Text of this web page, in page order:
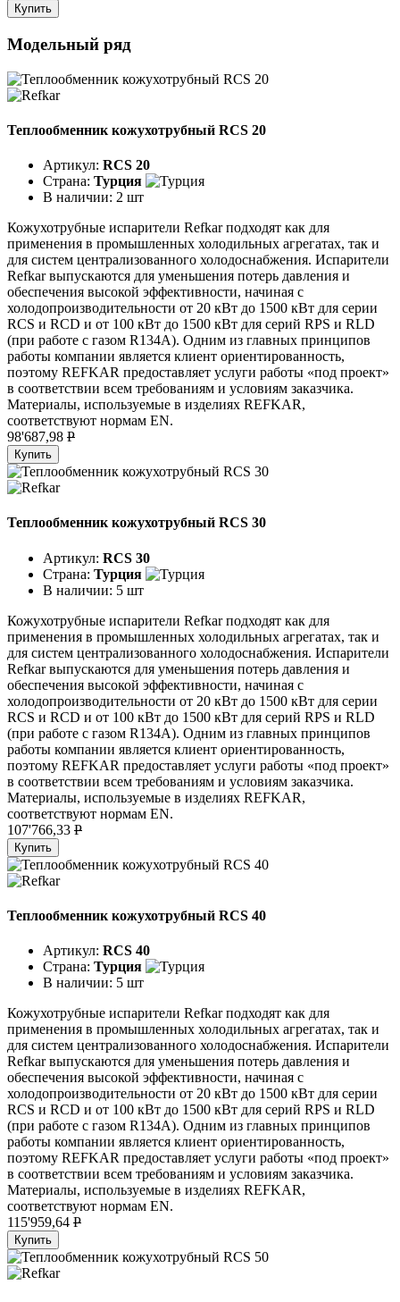
Купить
Модельный ряд
Теплообменник кожухотрубный RCS 20
Артикул: RCS 20
Страна: Турция
В наличии: 2 шт
Кожухотрубные испарители Refkar подходят как для
применения в промышленных холодильных агрегатах, так и
для систем централизованного холодоснабжения. Испарители
Refkar выпускаются для уменьшения потерь давления и
обеспечения высокой эффективности, начиная с
холодопроизводительности от 20 кВт до 1500 кВт для серии
RCS и RCD и от 100 кВт до 1500 кВт для серий RPS и RLD
(при работе с газом R134A). Одним из главных принципов
работы компании является клиент ориентированность,
поэтому REFKAR предоставляет услуги работы «под проект»
в соответствии всем требованиям и условиям заказчика.
Материалы, используемые в изделиях REFKAR,
соответствуют нормам EN.
98'687,98 P
Купить
Теплообменник кожухотрубный RCS 30
Артикул: RCS 30
Страна: Турция
В наличии: 5 шт
Кожухотрубные испарители Refkar подходят как для
применения в промышленных холодильных агрегатах, так и
для систем централизованного холодоснабжения. Испарители
Refkar выпускаются для уменьшения потерь давления и
обеспечения высокой эффективности, начиная с
холодопроизводительности от 20 кВт до 1500 кВт для серии
RCS и RCD и от 100 кВт до 1500 кВт для серий RPS и RLD
(при работе с газом R134A). Одним из главных принципов
работы компании является клиент ориентированность,
поэтому REFKAR предоставляет услуги работы «под проект»
в соответствии всем требованиям и условиям заказчика.
Материалы, используемые в изделиях REFKAR,
соответствуют нормам EN.
107'766,33 P
Купить
Теплообменник кожухотрубный RCS 40
Артикул: RCS 40
Страна: Турция
В наличии: 5 шт
Кожухотрубные испарители Refkar подходят как для
применения в промышленных холодильных агрегатах, так и
для систем централизованного холодоснабжения. Испарители
Refkar выпускаются для уменьшения потерь давления и
обеспечения высокой эффективности, начиная с
холодопроизводительности от 20 кВт до 1500 кВт для серии
RCS и RCD и от 100 кВт до 1500 кВт для серий RPS и RLD
(при работе с газом R134A). Одним из главных принципов
работы компании является клиент ориентированность,
поэтому REFKAR предоставляет услуги работы «под проект»
в соответствии всем требованиям и условиям заказчика.
Материалы, используемые в изделиях REFKAR,
соответствуют нормам EN.
115'959,64 P
Купить